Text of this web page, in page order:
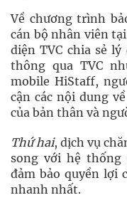
Về chương trình
cán bộ nhân viên
diện TVC chia sẻ
thông qua TVC
mobile HiStaff,
cận các nội dung
của bản thân và
Thứ hai, dịch vụ
song với hệ thống
đảm bảo quyền lợi
nhanh nhất.